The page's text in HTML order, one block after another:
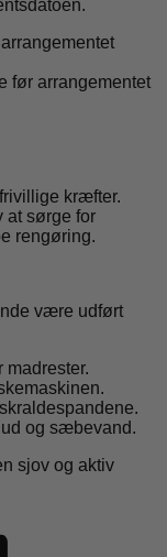
før arrangementet
kræfter.
at sørge for
rengøring.
være udført
madrester.
og sæbevand.
sjov og aktiv